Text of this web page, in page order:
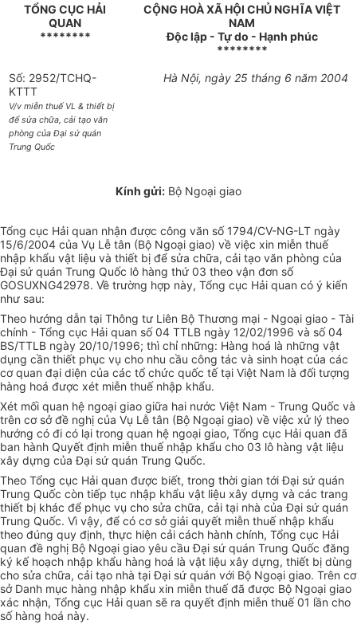
TỔNG CỤC HẢI
QUAN
********
CỘNG HOÀ XÃ HỘI CHỦ NGHĨA VIỆT
NAM
Độc lập - Tự do - Hạnh phúc
********
Số: 2952/TCHQ-
KTTT
V/v miễn thuế VL & thiết bị
để sửa chữa, cải tạo văn
phòng của Đại sứ quán
Trung Quốc
Hà Nội, ngày 25 tháng 6 năm 2004
Kính gửi: Bộ Ngoại giao
Tổng cục Hải quan nhận được công văn số 1794/CV-NG-LT ngày
15/6/2004 của Vụ Lễ tân (Bộ Ngoại giao) về việc xin miễn thuế
nhập khẩu vật liệu và thiết bị để sửa chữa, cải tạo văn phòng của
Đại sứ quán Trung Quốc lô hàng thứ 03 theo vận đơn số
GOSUXNG42978. Về trường hợp này, Tổng cục Hải quan có ý kiến
như sau:
Theo hướng dẫn tại Thông tư Liên Bộ Thương mại - Ngoại giao - Tài
chính - Tổng cục Hải quan số 04 TTLB ngày 12/02/1996 và số 04
BS/TTLB ngày 20/10/1996; thì chỉ những: Hàng hoá là những vật
dụng cần thiết phục vụ cho nhu cầu công tác và sinh hoạt của các
cơ quan đại diện của các tổ chức quốc tế tại Việt Nam là đối tượng
hàng hoá được xét miễn thuế nhập khẩu.
Xét mối quan hệ ngoại giao giữa hai nước Việt Nam - Trung Quốc và
trên cơ sở đề nghị của Vụ Lễ tân (Bộ Ngoại giao) về việc xử lý theo
hướng có đi có lại trong quan hệ ngoại giao, Tổng cục Hải quan đã
ban hành Quyết định miễn thuế nhập khẩu cho 03 lô hàng vật liệu
xây dựng của Đại sứ quán Trung Quốc.
Theo Tổng cục Hải quan được biết, trong thời gian tới Đại sứ quán
Trung Quốc còn tiếp tục nhập khẩu vật liệu xây dựng và các trang
thiết bị khác để phục vụ cho sửa chữa, cải tại nhà của Đại sứ quán
Trung Quốc. Vì vậy, để có cơ sở giải quyết miễn thuế nhập khẩu
theo đúng quy định, thực hiện cải cách hành chính, Tổng cục Hải
quan đề nghị Bộ Ngoại giao yêu cầu Đại sứ quán Trung Quốc đăng
ký kế hoạch nhập khẩu hàng hoá là vật liệu xây dựng, thiết bị dùng
cho sửa chữa, cải tạo nhà tại Đại sứ quán với Bộ Ngoại giao. Trên cơ
sở Danh mục hàng nhập khẩu xin miễn thuế đã được Bộ Ngoại giao
xác nhận, Tổng cục Hải quan sẽ ra quyết định miễn thuế 01 lần cho
số hàng hoá này.